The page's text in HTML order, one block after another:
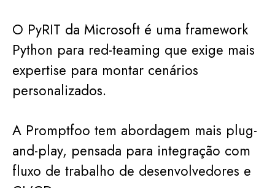
O PyRIT da Microsoft é uma framework
Python para red-teaming que exige mais
expertise para montar cenários
personalizados.
A Promptfoo tem abordagem mais plug-
and-play, pensada para integração com
fluxo de trabalho de desenvolvedores e